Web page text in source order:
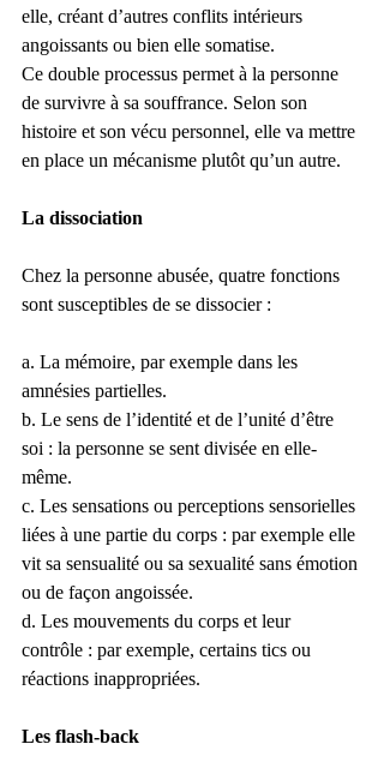
elle, créant d’autres conflits intérieurs
angoissants ou bien elle somatise.
Ce double processus permet à la personne
de survivre à sa souffrance. Selon son
histoire et son vécu personnel, elle va mettre
en place un mécanisme plutôt qu’un autre.
La dissociation
Chez la personne abusée, quatre fonctions
sont susceptibles de se dissocier :
a. La mémoire, par exemple dans les
amnésies partielles.
b. Le sens de l’identité et de l’unité d’être
soi : la personne se sent divisée en elle-
même.
c. Les sensations ou perceptions sensorielles
liées à une partie du corps : par exemple elle
vit sa sensualité ou sa sexualité sans émotion
ou de façon angoissée.
d. Les mouvements du corps et leur
contrôle : par exemple, certains tics ou
réactions inappropriées.
Les flash-back